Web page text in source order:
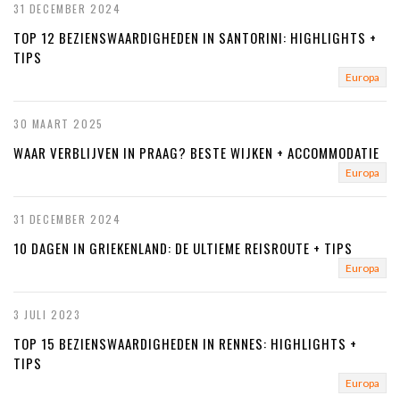
31 DECEMBER 2024
TOP 12 BEZIENSWAARDIGHEDEN IN SANTORINI: HIGHLIGHTS +
TIPS
Europa
30 MAART 2025
WAAR VERBLIJVEN IN PRAAG? BESTE WIJKEN + ACCOMMODATIE
Europa
31 DECEMBER 2024
10 DAGEN IN GRIEKENLAND: DE ULTIEME REISROUTE + TIPS
Europa
3 JULI 2023
TOP 15 BEZIENSWAARDIGHEDEN IN RENNES: HIGHLIGHTS +
TIPS
Europa